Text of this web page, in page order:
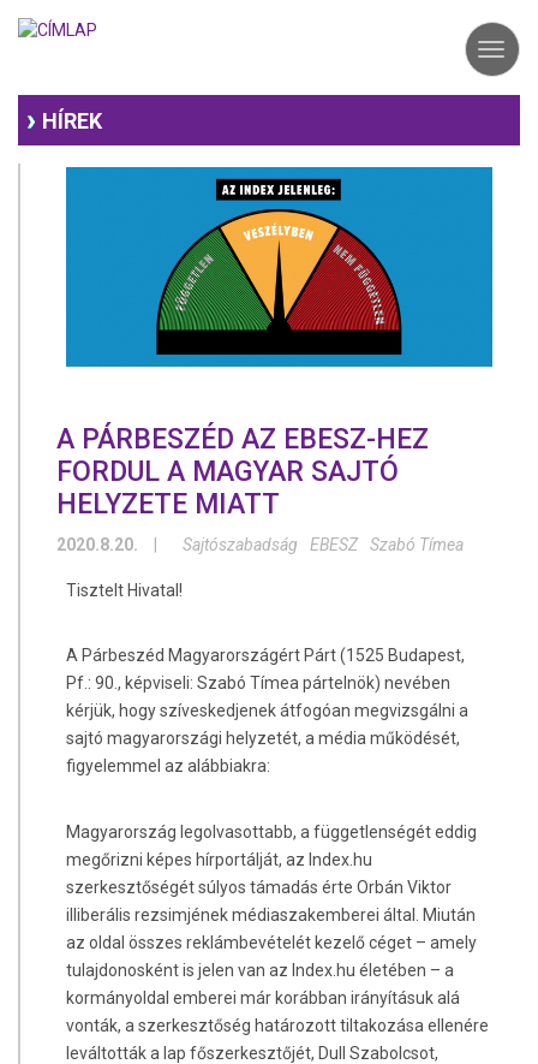
HÍREK
A PÁRBESZÉD AZ EBESZ-HEZ
FORDUL A MAGYAR SAJTÓ
HELYZETE MIATT
2020.8.20. Sajtószabadság EBESZ Szabó Tímea
Tisztelt Hivatal!
A Párbeszéd Magyarországért Párt (1525 Budapest,
Pf.: 90., képviseli: Szabó Tímea pártelnök) nevében
kérjük, hogy szíveskedjenek átfogóan megvizsgálni a
sajtó magyarországi helyzetét, a média működését,
figyelemmel az alábbiakra:
Magyarország legolvasottabb, a függetlenségét eddig
megőrizni képes hírportálját, az Index.hu
szerkesztőségét súlyos támadás érte Orbán Viktor
illiberális rezsimjének médiaszakemberei által. Miután
az oldal összes reklámbevételét kezelő céget – amely
tulajdonosként is jelen van az Index.hu életében – a
kormányoldal emberei már korábban irányításuk alá
vonták, a szerkesztőség határozott tiltakozása ellenére
leváltották a lap főszerkesztőjét, Dull Szabolcsot,